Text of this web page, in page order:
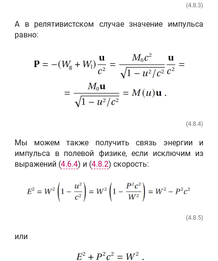
(4.8.3)
А в релятивистском случае значение импульса
равно:
(4.8.4)
Мы можем также получить связь энергии и
импульса в полевой физике, если исключим из
выражений (4.6.4) и (4.8.2) скорость:
(4.8.5)
или